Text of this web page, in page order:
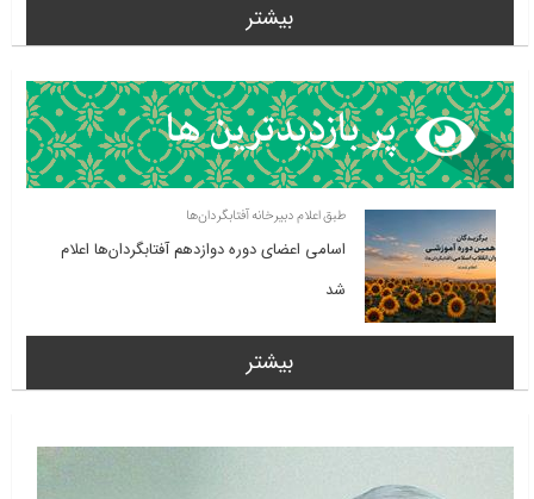
بیشتر
طبق اعلام دبیرخانه آفتابگردان‌ها
اسامی اعضای دوره دوازدهم آفتابگردان‌ها اعلام
شد
بیشتر